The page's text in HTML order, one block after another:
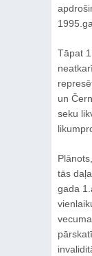
Tāpat
un
seku
tās
gada